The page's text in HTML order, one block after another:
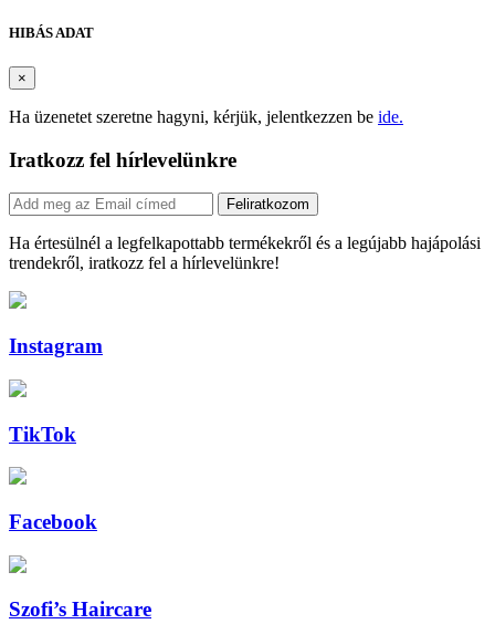
HIBÁS ADAT
×
Ha üzenetet szeretne hagyni, kérjük, jelentkezzen be ide.
Iratkozz fel hírlevelünkre
Feliratkozom
Ha értesülnél a legfelkapottabb termékekről és a legújabb hajápolási
trendekről, iratkozz fel a hírlevelünkre!
Instagram
TikTok
Facebook
Szofi’s Haircare